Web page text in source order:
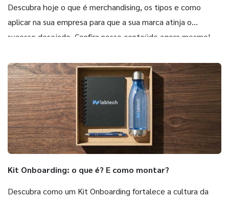
Descubra hoje o que é merchandising, os tipos e como
aplicar na sua empresa para que a sua marca atinja o
sucesso desejado. Confira nosso conteúdo agora mesmo!
Kit Onboarding: o que é? E como montar?
Descubra como um Kit Onboarding fortalece a cultura da